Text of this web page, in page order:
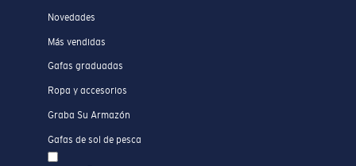
Novedades
Más vendidas
Gafas graduadas
Ropa y accesorios
Graba Su Armazón
Gafas de sol de pesca